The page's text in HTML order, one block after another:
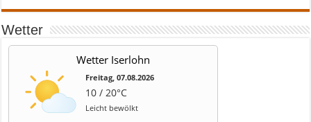
Wetter
Wetter Iserlohn
Freitag, 07.08.2026
10 / 20°C
Leicht bewölkt